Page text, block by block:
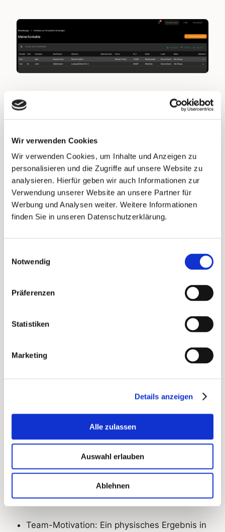
Wir verwenden Cookies
Wir verwenden Cookies, um Inhalte und Anzeigen zu
personalisieren und die Zugriffe auf unsere Website zu
analysieren. Hierfür geben wir auch Informationen zur
Verwendung unserer Website an unsere Partner für
Werbung und Analysen weiter. Weitere Informationen
finden Sie in unseren Datenschutzerklärung.
Notwendig
Präferenzen
Statistiken
Marketing
Details anzeigen
Alle zulassen
Auswahl erlauben
Ablehnen
Tipp) Füge am besten mehrere,
unterschiedliche Kontakte hinzu, z. B. deine
verschiedenen Städten. Die Deutsche Post hat
Zustellschwierigkeiten und liefert
deutschlandweit oft zu unterschiedlichen
Zeitpunkten aus. So bekommst du ein
realistisches Bild, wann dein Mailing tatsächlich
zugestellt wird, und hast ein gutes Gefühl, was
Wichtig zu wissen
Kontakte werden nur hinzugefügt, wenn
Land des Kontakts und Versandland des
Mailings übereinstimmen. Beispiel: Kontakt
mit AT-Adresse + Mailing nach DE = kein
anlegen.
automatisch ein Exemplar nach Berlin und
Warum du Kontakte hinzufügen
solltest?
Eigenes Exemplar: Sieh selbst, wie Material
und Veredelung wirken.
Team-Motivation: Ein physisches Ergebnis in